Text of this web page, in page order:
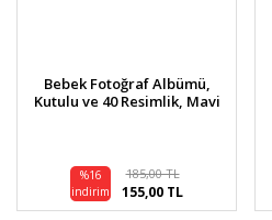
Bebek Fotoğraf Albümü,
Kutulu ve 40 Resimlik, Mavi
%16
indirim
185,00 TL
155,00 TL